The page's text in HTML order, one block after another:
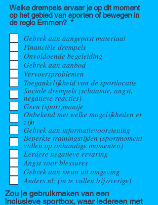
Welke drempels ervaar je op dit moment
op het gebied van sporten of bewegen in
de regio Emmen? *V
r
e
i
s
t
Gebrek aan aangepast materiaal
Financiële drempels
Onvoldoende begeleiding
Gebrek aan aanbod
Vervoersproblemen
Toegankelijkheid van de sportlocatie
Sociale drempels (schaamte, angst,
negatieve reacties)
Geen (sport)maatje
Onbekend met welke mogelijkheden er
zijn
Gebrek aan informatievoorziening
Beperkte trainingstijden (sportmoment
vallen op onhandige momenten)
Eerdere negatieve ervaring
Angst voor blessures
Gebrek aan steun uit omgeving
Anders nl; (in te vullen bij overige)
Zou je gebruikmaken van een
inclusieve sportbox, waar iedereen met